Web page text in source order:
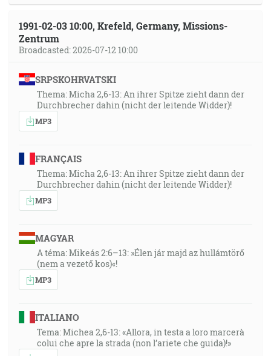
1991-02-03 10:00, Krefeld, Germany, Missions-
Zentrum
Broadcasted: 2026-07-12 10:00
SRPSKOHRVATSKI
Thema: Micha 2,6-13: An ihrer Spitze zieht dann der
Durchbrecher dahin (nicht der leitende Widder)!
MP3
FRANÇAIS
Thema: Micha 2,6-13: An ihrer Spitze zieht dann der
Durchbrecher dahin (nicht der leitende Widder)!
MP3
MAGYAR
A téma: Mikeás 2:6–13: »Élen jár majd az hullámtörő
(nem a vezető kos)«!
MP3
ITALIANO
Tema: Michea 2,6-13: «Allora, in testa a loro marcerà
colui che apre la strada (non l’ariete che guida)!»